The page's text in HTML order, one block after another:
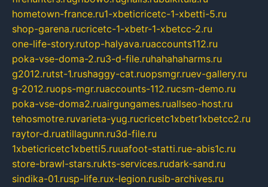
hometown-france.ru1-xbeticricetc-1-xbetti-5.ru
shop-garena.rucricetc-1-xbetr-1-xbetcc-2.ru
one-life-story.rutop-halyava.ruaccounts112.ru
poka-vse-doma-2.ru3-d-file.ruhahahaharms.ru
g2012.rutst-1.rushaggy-cat.ruopsmgr.ruev-gallery.ru
g-2012.ruops-mgr.ruaccounts-112.rucsm-demo.ru
poka-vse-doma2.ruairgungames.ruallseo-host.ru
tehosmotre.ruvarieta-yug.rucricetc1xbetr1xbetcc2.ru
raytor-d.ruatillagunn.ru3d-file.ru
1xbeticricetc1xbetti5.ruuafoot-statti.rue-abis1c.ru
store-brawl-stars.rukts-services.rudark-sand.ru
sindika-01.rusp-life.rux-legion.rusib-archives.ru